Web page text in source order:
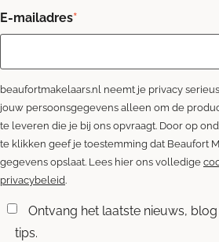
E-mailadres*
beaufortmakelaars.nl neemt je privacy
jouw persoonsgegevens alleen om de
te leveren die je bij ons opvraagt. Door op
te klikken geef je toestemming dat Beaufort
gegevens opslaat. Lees hier ons volledige
privacybeleid.
Ontvang het laatste nieuws,
tips.